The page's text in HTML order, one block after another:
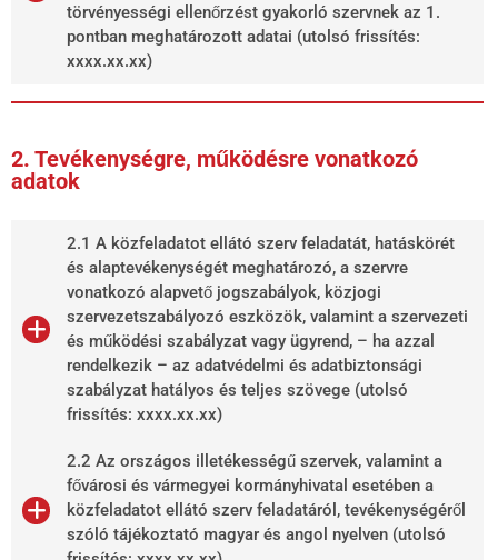
törvényességi ellenőrzést gyakorló szervnek az 1.
pontban meghatározott adatai (utolsó frissítés:
xxxx.xx.xx)
2. Tevékenységre, működésre vonatkozó
adatok
2.1 A közfeladatot ellátó szerv feladatát, hatáskörét
és alaptevékenységét meghatározó, a szervre
vonatkozó alapvető jogszabályok, közjogi
szervezetszabályozó eszközök, valamint a szervezeti
és működési szabályzat vagy ügyrend, – ha azzal
rendelkezik – az adatvédelmi és adatbiztonsági
szabályzat hatályos és teljes szövege (utolsó
frissítés: xxxx.xx.xx)
2.2 Az országos illetékességű szervek, valamint a
fővárosi és vármegyei kormányhivatal esetében a
közfeladatot ellátó szerv feladatáról, tevékenységéről
szóló tájékoztató magyar és angol nyelven (utolsó